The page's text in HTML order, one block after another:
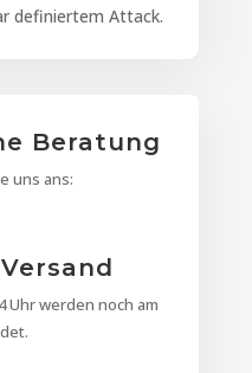
definiertem Attack.
Beratung
uns ans:
Uhr werden noch am